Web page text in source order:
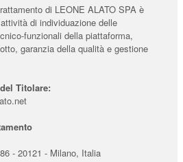
di LEONE ALATO SPA è
di individuazione delle
funzionali della piattaforma,
garanzia della qualità e gestione
Titolare:
- 20121 - Milano, Italia